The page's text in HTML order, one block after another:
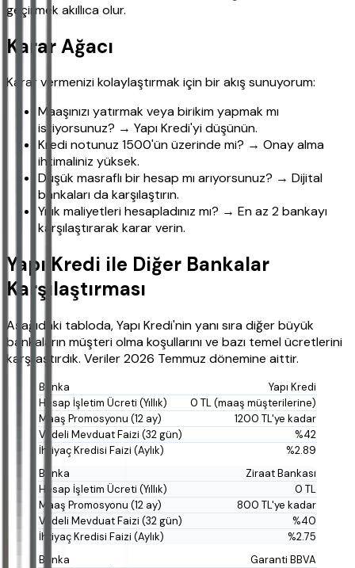
geçirmek akıllıca olur.
Karar Ağacı
Karar vermenizi kolaylaştırmak için bir akış sunuyorum:
Maaşınızı yatırmak veya birikim yapmak mı
istiyorsunuz? → Yapı Kredi'yi düşünün.
Kredi notunuz 1500'ün üzerinde mi? → Onay alma
ihtimaliniz yüksek.
Düşük masraflı bir hesap mı arıyorsunuz? → Dijital
bankaları da karşılaştırın.
Yıllık maliyetleri hesapladınız mı? → En az 2 bankayı
karşılaştırarak karar verin.
Yapı Kredi ile Diğer Bankalar
Karşılaştırması
Aşağıdaki tabloda, Yapı Kredi'nin yanı sıra diğer büyük
bankaların müşteri olma koşullarını ve bazı temel ücretlerini
karşılaştırdık. Veriler 2026 Temmuz dönemine aittir.
Yapı Kredi
0 TL (maaş müşterilerine)
1200 TL'ye kadar
%42
%2.89
Ziraat Bankası
0 TL
800 TL'ye kadar
%40
%2.75
Garanti BBVA